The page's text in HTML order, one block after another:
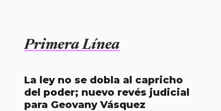
Primera Línea
La ley no se dobla al capricho
del poder; nuevo revés judicial
para Geovany Vásquez